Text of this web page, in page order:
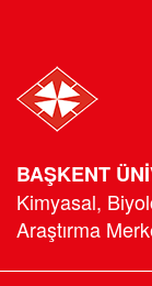
BAŞKENT
Kimyasal,
Araştırma